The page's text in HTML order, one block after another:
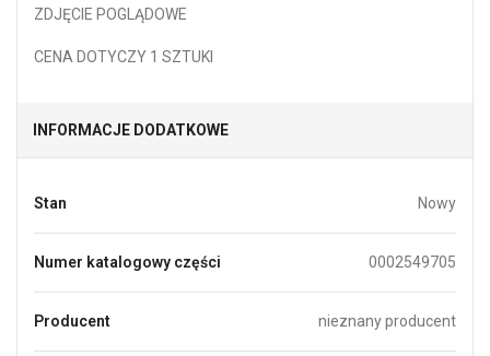
ZDJĘCIE POGLĄDOWE
CENA DOTYCZY 1 SZTUKI
INFORMACJE DODATKOWE
Stan Nowy
Numer katalogowy części 0002549705
Producent nieznany producent